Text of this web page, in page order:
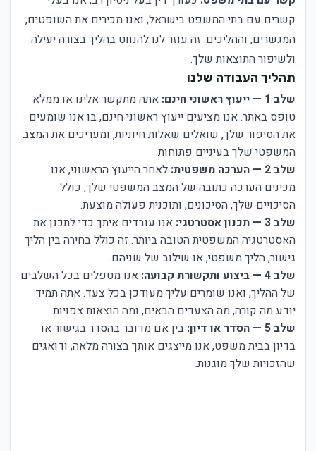
קשרים עם בתי המשפט בישראל, ואנו מכירים את השופטים,
המגשרים, וההליכים. זה עוזר לנו להנווט בהליך בצורה יעילה
ולשיפור התוצאות שלך.
תהליך העבודה שלנו
שלב 1 — ייעוץ ראשוני חינם:
אתה מתקשר אלינו או ממלא
טופס באתר. אנו מציעים ייעוץ ראשוני חינם, בו אנו שומעים
את הסיפור שלך, שואלים שאלות חיוניות, ומעריכים את המצב
המשפטי שלך בעיניים פתוחות.
שלב 2 — הערכה משפטית:
לאחר הייעוץ הראשוני, אנו
מכינים הערכה כתובה של המצב המשפטי שלך, כולל
הסיכויים שלך, הסיכונים, ותוכנית פעולה מוצעת.
שלב 3 — תכנון אסטרטגי:
אנו עובדים איתך כדי לתכנן את
האסטרטגיה המשפטית הטובה ביותר. זה כולל בחירה בין הליך
גישור, הליך משפטי, או שילוב של שניהם.
שלב 4 — ביצוע ותקשורת קבועה:
אנו מטפלים בכל השלבים
של ההליך, ואנו שומרים עליך מעודכן בכל צעד. אתה תמיד
יודע מה קורה, מה הצעדים הבאים, ומה הוצאות צפויות.
שלב 5 — הסדר או דיון:
בין אם מדובר בהסדר בגישור או
בדיון בבית משפט, אנו מייצגים אותך בצורה מלאה, ודואגים
שהזכויות שלך מוגנות.